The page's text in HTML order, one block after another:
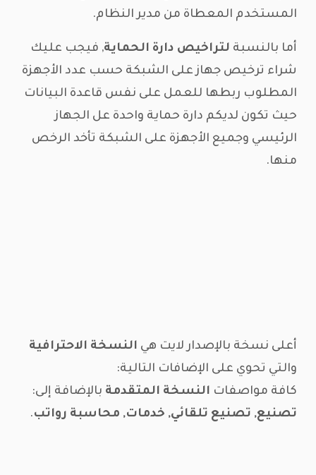
المستخدم المعطاة من مدير النظام.
أما بالنسبة لتراخيص دارة الحماية, فيجب عليك
شراء ترخيص جهاز على الشبكة حسب عدد الأجهزة
المطلوب ربطها للعمل على نفس قاعدة البيانات
حيث تكون لديكم دارة حماية واحدة عل الجهاز
الرئيسي وجميع الأجهزة على الشبكة تأخد الرخص
منها.
أعلى نسخة بالإصدار لايت هي النسخة الاحترافية
والتي تحوي على الإضافات التالية:
كافة مواصفات النسخة المتقدمة بالإضافة إلى:
تصنيع, تصنيع تلقائي, خدمات, محاسبة رواتب.